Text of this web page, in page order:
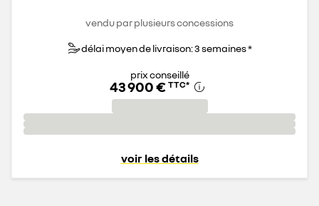
vendu par plusieurs concessions
délai moyen de livraison: 3 semaines *
prix conseillé
43 900 € TTC*
voir les détails